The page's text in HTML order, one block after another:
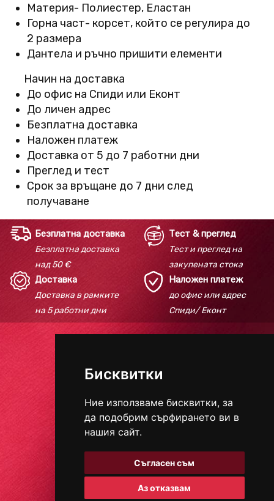
Бисквитки
Ние използваме бисквитки, за
да подобрим сърфирането ви в
нашия сайт.
Съгласен съм
Аз отказвам
Материя- Полиестер, Еластан
Горна част- корсет, който се регулира до
2 размера
Дантела и ръчно пришити елементи
Начин на доставка
До офис на Спиди или Еконт
До личен адрес
Безплатна доставка
Наложен платеж
Доставка от 5 до 7 работни дни
Преглед и тест
Срок за връщане до 7 дни след
получаване
Безплатна доставка
Безплатна доставка
над 50 €
Тест & преглед
Тест и преглед на
закупената стока
Доставка
Доставка в рамките
на 5 работни дни
Наложен платеж
до офис или адрес
Спиди/ Еконт
redcarpetbeautyhouse@gmail.com
НАЧИНИ ЗА ПЛАЩАНЕ
СОЦИАЛНИ МРЕЖИ